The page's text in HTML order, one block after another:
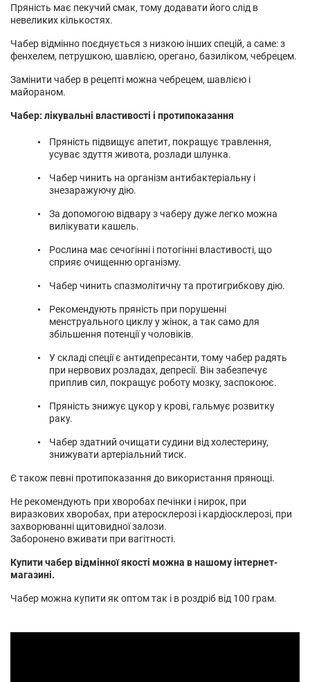
Пряність має пекучий смак, тому додавати його слід в
невеликих кількостях.
Чабер відмінно поєднується з низкою інших спецій, а саме: з
фенхелем, петрушкою, шавлією, орегано, базиліком, чебрецем.
Замінити чабер в рецепті можна чебрецем, шавлією і
майораном.
Чабер: лікувальні властивості і протипоказання
Пряність підвищує апетит, покращує травлення,
усуває здуття живота, розлади шлунка.
Чабер чинить на організм антибактеріальну і
знезаражуючу дію.
За допомогою відвару з чаберу дуже легко можна
вилікувати кашель.
Рослина має сечогінні і потогінні властивості, що
сприяє очищенню організму.
Чабер чинить спазмолітичну та протигрибкову дію.
Рекомендують пряність при порушенні
менструального циклу у жінок, а так само для
збільшення потенції у чоловіків.
У складі спеції є антидепресанти, тому чабер радять
при нервових розладах, депресії. Він забезпечує
приплив сил, покращує роботу мозку, заспокоює.
Пряність знижує цукор у крові, гальмує розвитку
раку.
Чабер здатний очищати судини від холестерину,
знижувати артеріальний тиск.
Є також певні протипоказання до використання прянощі.
Не рекомендують при хворобах печінки і нирок, при
виразкових хворобах, при атеросклерозі і кардіосклерозі, при
захворюванні щитовидної залози.
Заборонено вживати при вагітності.
Купити чабер відмінної якості можна в нашому інтернет-
магазині.
Чабер можна купити як оптом так і в роздріб від 100 грам.